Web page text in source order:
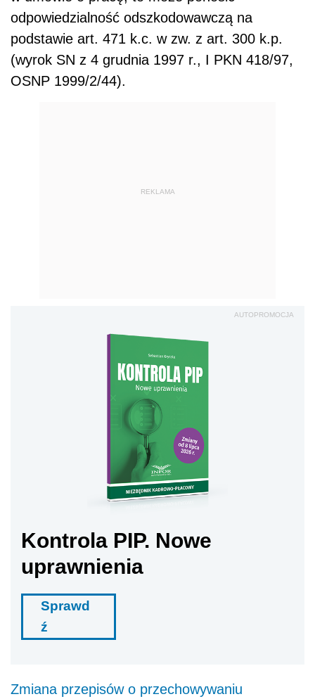
odpowiedzialność odszkodowawczą na
podstawie art. 471 k.c. w zw. z art. 300 k.p.
(wyrok SN z 4 grudnia 1997 r., I PKN 418/97,
OSNP 1999/2/44).
REKLAMA
AUTOPROMOCJA
Kontrola PIP. Nowe
uprawnienia
Sprawd
ź
Zmiana przepisów o przechowywaniu